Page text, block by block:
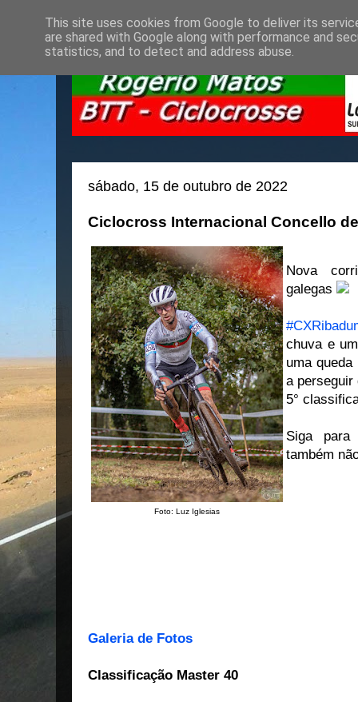
sábado, 15 de outubro de 2022
Ciclocross Internacional Concello
Foto: Luz Iglesias
Nova
galegas
chuva e
uma
a perseguir
5°
Siga
também
Galeria de Fotos
Classificação Master 40
This site uses cookies from Google to deliver its
are shared with Google along with performance and
statistics, and to detect and address abuse.